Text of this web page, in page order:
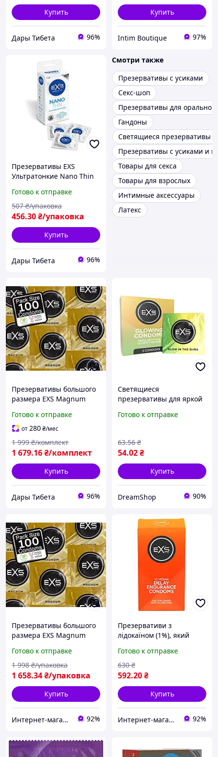
Купить
Дары Тибета 96%
Купить
Intim Boutique 97%
Презервативы EXS
Ультратонкие Nano Thin
Подходит для веганов
Готово к отправке
456.30₴/упаковка
507 ₴/упаковка
Купить
Дары Тибета 96%
Смотри также
Презервативы с усиками
Секс-шоп
Презервативы для
Гандоны
Светящиеся презервативы
Презервативы с усиками и
Товары для секса
Товары для взрослых
Интимные аксессуары
Латекс
Презервативы большого
размера EXS Magnum
Великобритания
Готово к отправке
от280₴/мес
1 679.16₴/комплект
1 999 ₴/комплект
Купить
Дары Тибета 96%
Светящиеся
презервативы для яркой
Glow in The Dark, 3 шт.
Готово к отправке
54.02₴
63.56 ₴
Купить
DreamShop 90%
Презервативы большого
размера EXS Magnum
Великобритания
Готово к отправке
1 658.34₴/упаковка
1 998 ₴/упаковка
Купить
Интернет-магазин "Просто" 92%
Презервативи з
лідокаїном (1%), який
пролонгуючий ефект Exs
Delay, 12 шт/уп,
Великобританія
Готово к отправке
592.20₴
630 ₴
Купить
Интернет-магазин "Просто" 92%